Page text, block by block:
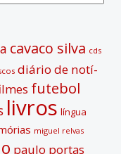
cavaco silva cds
diário de notí­
futebol
livros lí­ngua
miguel relvas
paulo portas